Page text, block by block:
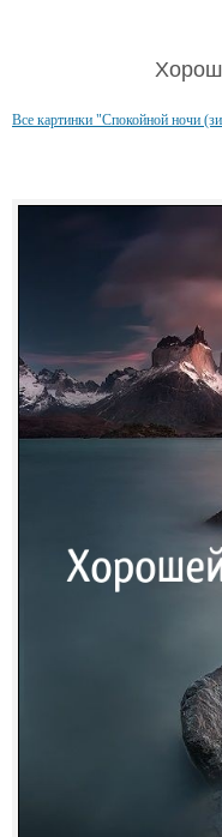
Все картинки "Спокойной ночи